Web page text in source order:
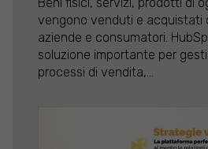
Beni fisici, servizi, prodotti di
vengono venduti e acquistati
aziende e consumatori.
soluzione importante per
processi di vendita,...